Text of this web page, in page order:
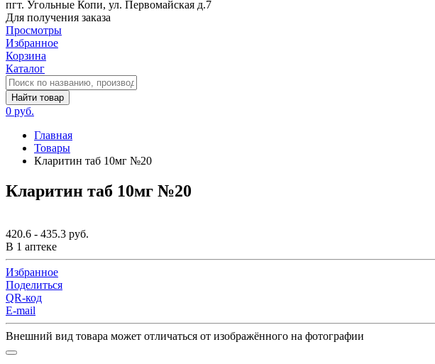
пгт. Угольные Копи, ул. Первомайская д.7
Для получения заказа
Просмотры
Избранное
Корзина
Каталог
Найти товар
0 руб.
Главная
Товары
Кларитин таб 10мг №20
Кларитин таб 10мг №20
420.6 - 435.3 руб.
В 1 аптеке
Избранное
Поделиться
QR-код
E-mail
Внешний вид товара может отличаться от изображённого на фотографии